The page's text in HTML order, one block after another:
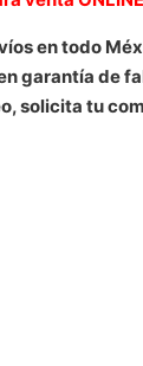
en todo
garantía de
solicita tu